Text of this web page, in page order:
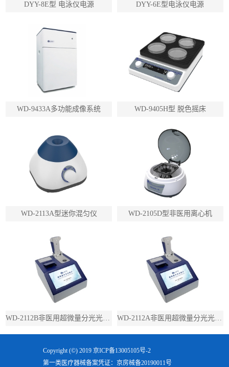
DYY-8E型 电泳仪电源 DYY-6E型电泳仪电源
WD-9433A多功能成像系统 WD-9405H型 脱色摇床
WD-2113A型迷你混匀仪 WD-2105D型非医用离心机
WD-2112B非医用超微量分光光度计（带荧光） WD-2112A非医用超微量分光光度计（不带荧光）
Copyright (©) 2019 京ICP备13005105号-2
第一类医疗器械备案凭证：京房械备20190011号